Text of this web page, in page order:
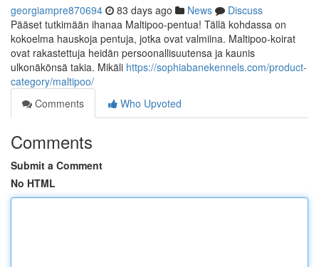
georgiampre870694 83 days ago News
Discuss
Pääset tutkimään ihanaa Maltipoo-pentua! Tällä kohdassa on
kokoelma hauskoja pentuja, jotka ovat valmiina. Maltipoo-koirat
ovat rakastettuja heidän persoonallisuutensa ja kaunis
ulkonäkönsä takia. Mikäli https://sophiabanekennels.com/product-
category/maltipoo/
Comments
Who Upvoted
Comments
Submit a Comment
No HTML